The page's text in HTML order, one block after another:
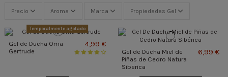
Precio Aroma Marca Propiedades Gel
Temporalmente agotado
Gel de Ducha Oma
Gertrude
4,99 €
Gel de Ducha Miel de
Piñas de Cedro Natura
Siberica
6,99 €